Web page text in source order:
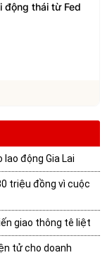
động thái từ Fed
động Gia Lai
triệu đồng vì cuộc
giao thông tê liệt
tử cho doanh